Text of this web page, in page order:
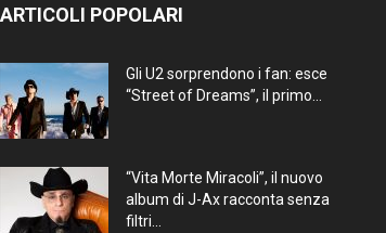
ARTICOLI POPOLARI
Gli U2 sorprendono i fan: esce
“Street of Dreams”, il primo...
“Vita Morte Miracoli”, il nuovo
album di J-Ax racconta senza
filtri...